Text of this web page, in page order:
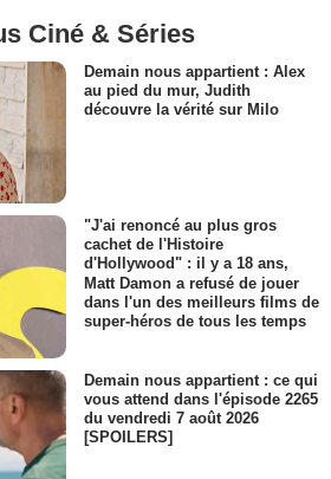
Ciné & Séries
Demain nous appartient : Alex
au pied du mur, Judith
découvre la vérité sur Milo
"J'ai renoncé au plus gros
cachet de l'Histoire
d'Hollywood" : il y a 18 ans,
Matt Damon a refusé de jouer
dans l'un des meilleurs films de
super-héros de tous les temps
Demain nous appartient : ce qui
vous attend dans l'épisode 2265
du vendredi 7 août 2026
[SPOILERS]